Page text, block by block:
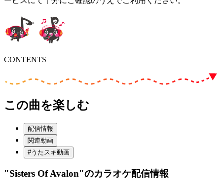
CONTENTS
この曲を楽しむ
配信情報
関連動画
#うたスキ動画
"Sisters Of Avalon"のカラオケ配信情報